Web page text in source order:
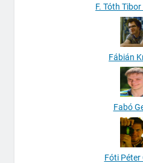
F. Tóth
Fábián
Fabó
Fóti Péter